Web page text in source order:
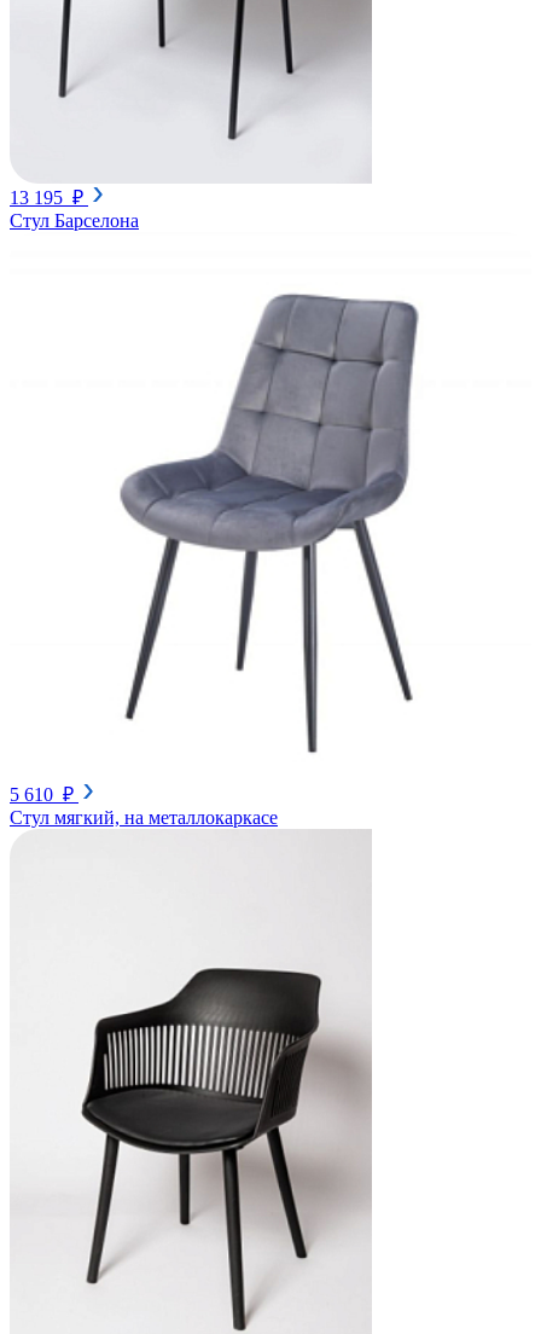
13 195 ₽
Стул Барселона
5 610 ₽
Стул мягкий, на металлокаркасе